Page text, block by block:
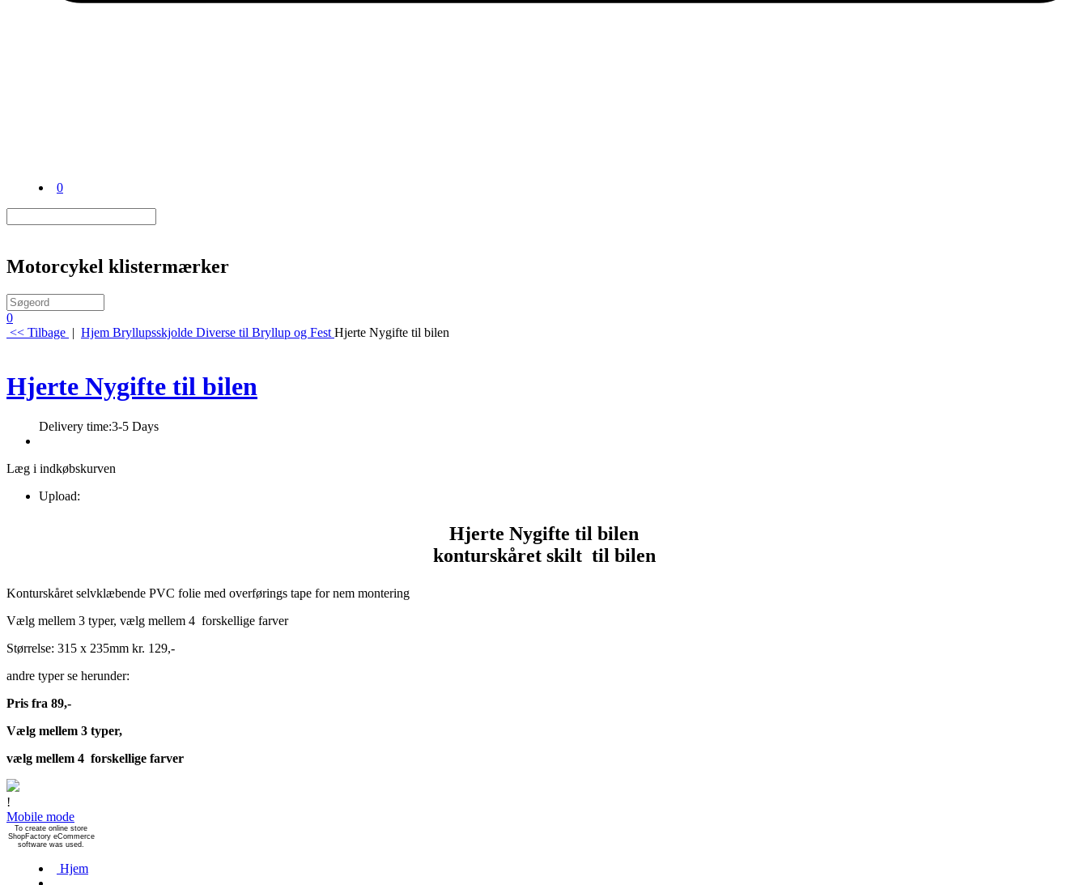
0
Motorcykel klistermærker
0
<< Tilbage | Hjem Bryllupsskjolde Diverse til Bryllup og Fest Hjerte Nygifte til bilen
Hjerte Nygifte til bilen
Delivery time:3-5 Days
Læg i indkøbskurven
Upload:
Hjerte Nygifte til bilen
konturskåret skilt til bilen
Konturskåret selvklæbende PVC folie med overførings tape for nem montering
Vælg mellem 3 typer, vælg mellem 4 forskellige farver
Størrelse: 315 x 235mm kr. 129,-
andre typer se herunder:
Pris fra 89,-
Vælg mellem 3 typer,
vælg mellem 4 forskellige farver
!
Mobile mode
To create online store
ShopFactory eCommerce
software was used.
Hjem